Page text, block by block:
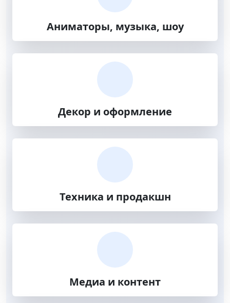
Аниматоры, музыка, шоу
Декор и оформление
Техника и продакшн
Медиа и контент